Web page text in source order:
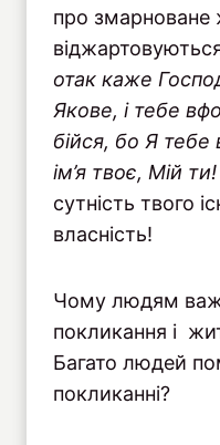
про змарноване
отак каже
Якове, і тебе
бійся, бо Я
ім’я твоє, Мій ти!
сутність твого
власність!
Чому людям
покликання і
Багато людей
покликанні?